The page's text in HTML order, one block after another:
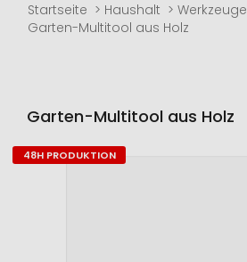
Startseite Haushalt Werkzeuge
Garten-Multitool aus Holz
Garten-Multitool aus Holz
Zum
48H PRODUKTION